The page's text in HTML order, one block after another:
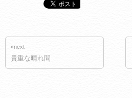
«next
貴重な晴れ間